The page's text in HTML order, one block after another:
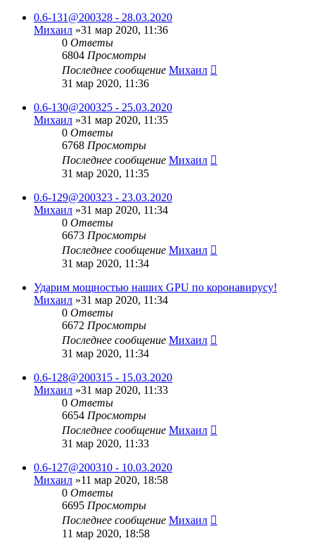
0.6-131@200328 - 28.03.2020
Михаил »31 мар 2020, 11:36
0 Ответы
6804 Просмотры
Последнее сообщение Михаил
31 мар 2020, 11:36
0.6-130@200325 - 25.03.2020
Михаил »31 мар 2020, 11:35
0 Ответы
6768 Просмотры
Последнее сообщение Михаил
31 мар 2020, 11:35
0.6-129@200323 - 23.03.2020
Михаил »31 мар 2020, 11:34
0 Ответы
6673 Просмотры
Последнее сообщение Михаил
31 мар 2020, 11:34
Ударим мощностью наших GPU по коронавирусу!
Михаил »31 мар 2020, 11:34
0 Ответы
6672 Просмотры
Последнее сообщение Михаил
31 мар 2020, 11:34
0.6-128@200315 - 15.03.2020
Михаил »31 мар 2020, 11:33
0 Ответы
6654 Просмотры
Последнее сообщение Михаил
31 мар 2020, 11:33
0.6-127@200310 - 10.03.2020
Михаил »11 мар 2020, 18:58
0 Ответы
6695 Просмотры
Последнее сообщение Михаил
11 мар 2020, 18:58